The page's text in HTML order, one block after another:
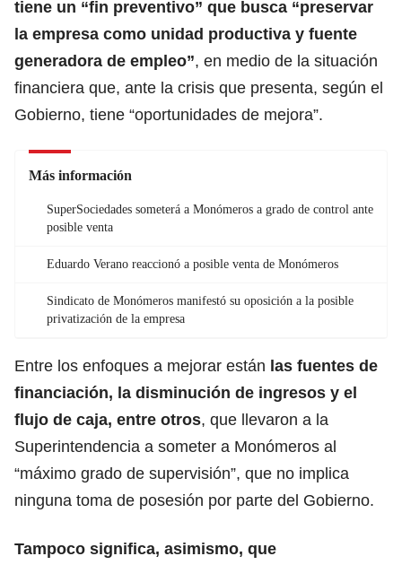
tiene un “fin preventivo” que busca “preservar
la empresa como unidad productiva y fuente
generadora de empleo”, en medio de la situación
financiera que, ante la crisis que presenta, según el
Gobierno, tiene “oportunidades de mejora”.
Más información
SuperSociedades someterá a Monómeros a grado de control ante
posible venta
Eduardo Verano reaccionó a posible venta de Monómeros
Sindicato de Monómeros manifestó su oposición a la posible
privatización de la empresa
Entre los enfoques a mejorar están las fuentes de
financiación, la disminución de ingresos y el
flujo de caja, entre otros, que llevaron a la
Superintendencia a someter a Monómeros al
“máximo grado de supervisión”, que no implica
ninguna toma de posesión por parte del Gobierno.
Tampoco significa, asimismo, que